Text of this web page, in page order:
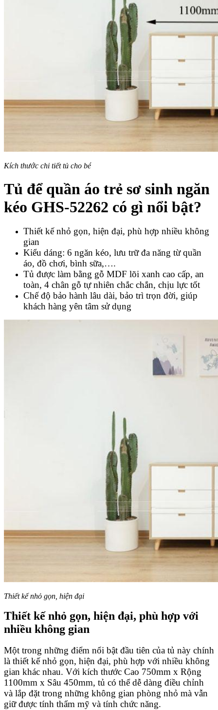
Kích thước chi tiết tủ cho bé
Tủ để quần áo trẻ sơ sinh ngăn
kéo GHS-52262 có gì nổi bật?
Thiết kế nhỏ gọn, hiện đại, phù hợp nhiều không
gian
Kiểu dáng: 6 ngăn kéo, lưu trữ đa năng từ quần
áo, đồ chơi, bình sữa,….
Tủ được làm bằng gỗ MDF lõi xanh cao cấp, an
toàn, 4 chân gỗ tự nhiên chắc chắn, chịu lực tốt
Chế độ bảo hành lâu dài, bảo trì trọn đời, giúp
khách hàng yên tâm sử dụng
Thiết kế nhỏ gọn, hiện đại
Thiết kế nhỏ gọn, hiện đại, phù hợp với
nhiều không gian
Một trong những điểm nổi bật đầu tiên của tủ này chính
là thiết kế nhỏ gọn, hiện đại, phù hợp với nhiều không
gian khác nhau. Với kích thước Cao 750mm x Rộng
1100mm x Sâu 450mm, tủ có thể dễ dàng điều chỉnh
và lắp đặt trong những không gian phòng nhỏ mà vẫn
giữ được tính thẩm mỹ và tính chức năng.